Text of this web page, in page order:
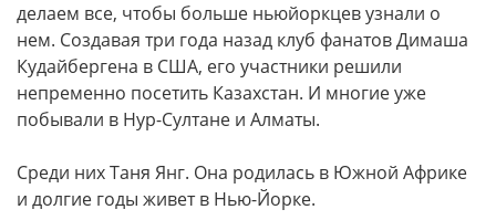
делаем все, чтобы больше ньюйоркцев узнали о
нем. Создавая три года назад клуб фанатов Димаша
Кудайбергена в США, его участники решили
непременно посетить Казахстан. И многие уже
побывали в Нур-Султане и Алматы.
Среди них Таня Янг. Она родилась в Южной Африке
и долгие годы живет в Нью-Йорке.